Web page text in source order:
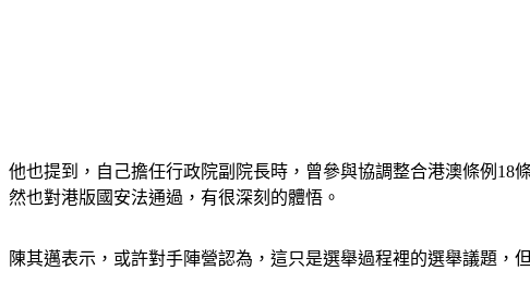
他也提到，自己擔任行政院副院長時，曾參與協調整合港澳條例
然也對港版國安法通過，有很深刻的體悟。
陳其邁表示，或許對手陣營認為，這只是選舉過程裡的選舉議題，